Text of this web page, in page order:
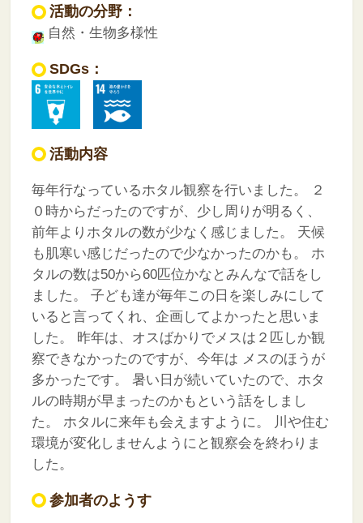
活動の分野：
自然・生物多様性
SDGs：
活動内容
毎年行なっているホタル観察を行いました。
２
０時からだったのですが、少し周りが明るく、
前年よりホタルの数が少なく感じました。
天候
も肌寒い感じだったので少なかったのかも。
ホ
タルの数は50から60匹位かなとみんなで話をし
ました。
子ども達が毎年この日を楽しみにして
いると言ってくれ、企画してよかったと思いま
した。
昨年は、オスばかりでメスは２匹しか観
察できなかったのですが、今年は メスのほうが
多かったです。
暑い日が続いていたので、ホタ
ルの時期が早まったのかもという話をしまし
た。
ホタルに来年も会えますように。
川や住む
環境が変化しませんようにと観察会を終わりま
した。
参加者のようす